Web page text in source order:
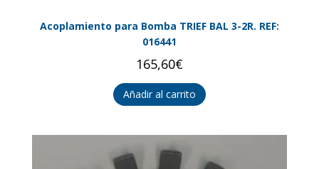
Acoplamiento para Bomba TRIEF BAL 3-2R. REF:
016441
165,60€
Añadir al carrito